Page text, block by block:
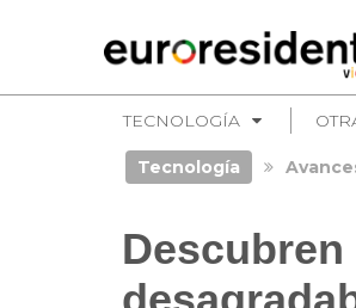
TECNOLOGÍA
Tecnología